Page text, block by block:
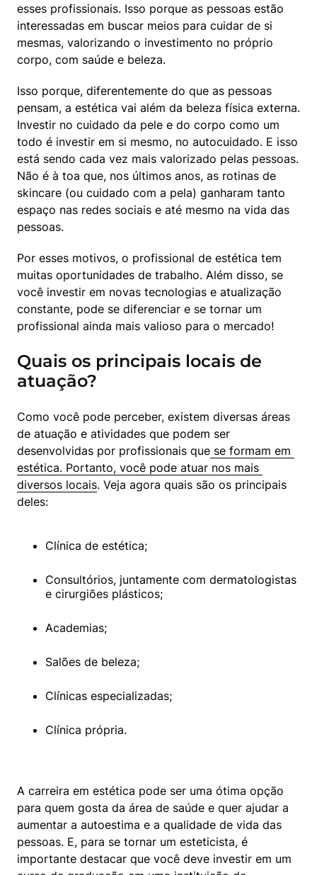
esses profissionais. Isso porque as pessoas estão
interessadas em buscar meios para cuidar de si
mesmas, valorizando o investimento no próprio
corpo, com saúde e beleza.
Isso porque, diferentemente do que as pessoas
pensam, a estética vai além da beleza física externa.
Investir no cuidado da pele e do corpo como um
todo é investir em si mesmo, no autocuidado. E isso
está sendo cada vez mais valorizado pelas pessoas.
Não é à toa que, nos últimos anos, as rotinas de
skincare (ou cuidado com a pela) ganharam tanto
espaço nas redes sociais e até mesmo na vida das
pessoas.
Por esses motivos, o profissional de estética tem
muitas oportunidades de trabalho. Além disso, se
você investir em novas tecnologias e atualização
constante, pode se diferenciar e se tornar um
profissional ainda mais valioso para o mercado!
Quais os principais locais de
atuação?
Como você pode perceber, existem diversas áreas
de atuação e atividades que podem ser
desenvolvidas por profissionais que se formam em
estética. Portanto, você pode atuar nos mais
diversos locais. Veja agora quais são os principais
deles:
Clínica de estética;
Consultórios, juntamente com dermatologistas
e cirurgiões plásticos;
Academias;
Salões de beleza;
Clínicas especializadas;
Clínica própria.
A carreira em estética pode ser uma ótima opção
para quem gosta da área de saúde e quer ajudar a
aumentar a autoestima e a qualidade de vida das
pessoas. E, para se tornar um esteticista, é
importante destacar que você deve investir em um